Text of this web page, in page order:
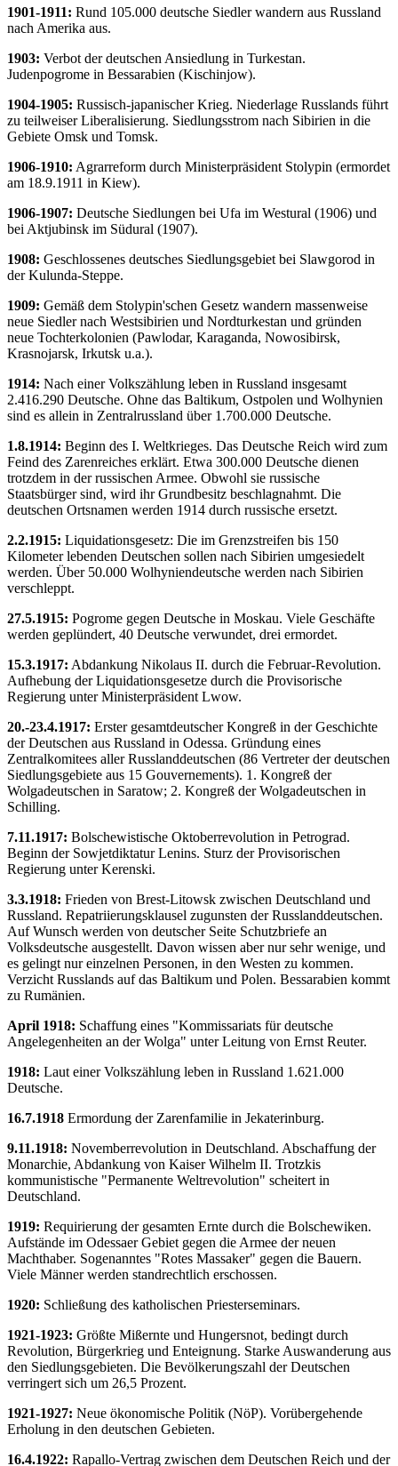
1901-1911: Rund 105.000 deutsche Siedler wandern aus Russland
nach Amerika aus.
1903: Verbot der deutschen Ansiedlung in Turkestan.
Judenpogrome in Bessarabien (Kischinjow).
1904-1905: Russisch-japanischer Krieg. Niederlage Russlands führt
zu teilweiser Liberalisierung. Siedlungsstrom nach Sibirien in die
Gebiete Omsk und Tomsk.
1906-1910: Agrarreform durch Ministerpräsident Stolypin (ermordet
am 18.9.1911 in Kiew).
1906-1907: Deutsche Siedlungen bei Ufa im Westural (1906) und
bei Aktjubinsk im Südural (1907).
1908: Geschlossenes deutsches Siedlungsgebiet bei Slawgorod in
der Kulunda-Steppe.
1909: Gemäß dem Stolypin'schen Gesetz wandern massenweise
neue Siedler nach Westsibirien und Nordturkestan und gründen
neue Tochterkolonien (Pawlodar, Karaganda, Nowosibirsk,
Krasnojarsk, Irkutsk u.a.).
1914: Nach einer Volkszählung leben in Russland insgesamt
2.416.290 Deutsche. Ohne das Baltikum, Ostpolen und Wolhynien
sind es allein in Zentralrussland über 1.700.000 Deutsche.
1.8.1914: Beginn des I. Weltkrieges. Das Deutsche Reich wird zum
Feind des Zarenreiches erklärt. Etwa 300.000 Deutsche dienen
trotzdem in der russischen Armee. Obwohl sie russische
Staatsbürger sind, wird ihr Grundbesitz beschlagnahmt. Die
deutschen Ortsnamen werden 1914 durch russische ersetzt.
2.2.1915: Liquidationsgesetz: Die im Grenzstreifen bis 150
Kilometer lebenden Deutschen sollen nach Sibirien umgesiedelt
werden. Über 50.000 Wolhyniendeutsche werden nach Sibirien
verschleppt.
27.5.1915: Pogrome gegen Deutsche in Moskau. Viele Geschäfte
werden geplündert, 40 Deutsche verwundet, drei ermordet.
15.3.1917: Abdankung Nikolaus II. durch die Februar-Revolution.
Aufhebung der Liquidationsgesetze durch die Provisorische
Regierung unter Ministerpräsident Lwow.
20.-23.4.1917: Erster gesamtdeutscher Kongreß in der Geschichte
der Deutschen aus Russland in Odessa. Gründung eines
Zentralkomitees aller Russlanddeutschen (86 Vertreter der deutschen
Siedlungsgebiete aus 15 Gouvernements). 1. Kongreß der
Wolgadeutschen in Saratow; 2. Kongreß der Wolgadeutschen in
Schilling.
7.11.1917: Bolschewistische Oktoberrevolution in Petrograd.
Beginn der Sowjetdiktatur Lenins. Sturz der Provisorischen
Regierung unter Kerenski.
3.3.1918: Frieden von Brest-Litowsk zwischen Deutschland und
Russland. Repatriierungsklausel zugunsten der Russlanddeutschen.
Auf Wunsch werden von deutscher Seite Schutzbriefe an
Volksdeutsche ausgestellt. Davon wissen aber nur sehr wenige, und
es gelingt nur einzelnen Personen, in den Westen zu kommen.
Verzicht Russlands auf das Baltikum und Polen. Bessarabien kommt
zu Rumänien.
April 1918: Schaffung eines "Kommissariats für deutsche
Angelegenheiten an der Wolga" unter Leitung von Ernst Reuter.
1918: Laut einer Volkszählung leben in Russland 1.621.000
Deutsche.
16.7.1918 Ermordung der Zarenfamilie in Jekaterinburg.
9.11.1918: Novemberrevolution in Deutschland. Abschaffung der
Monarchie, Abdankung von Kaiser Wilhelm II. Trotzkis
kommunistische "Permanente Weltrevolution" scheitert in
Deutschland.
1919: Requirierung der gesamten Ernte durch die Bolschewiken.
Aufstände im Odessaer Gebiet gegen die Armee der neuen
Machthaber. Sogenanntes "Rotes Massaker" gegen die Bauern.
Viele Männer werden standrechtlich erschossen.
1920: Schließung des katholischen Priesterseminars.
1921-1923: Größte Mißernte und Hungersnot, bedingt durch
Revolution, Bürgerkrieg und Enteignung. Starke Auswanderung aus
den Siedlungsgebieten. Die Bevölkerungszahl der Deutschen
verringert sich um 26,5 Prozent.
1921-1927: Neue ökonomische Politik (NöP). Vorübergehende
Erholung in den deutschen Gebieten.
16.4.1922: Rapallo-Vertrag zwischen dem Deutschen Reich und der